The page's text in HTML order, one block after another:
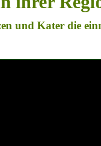
und Kater die